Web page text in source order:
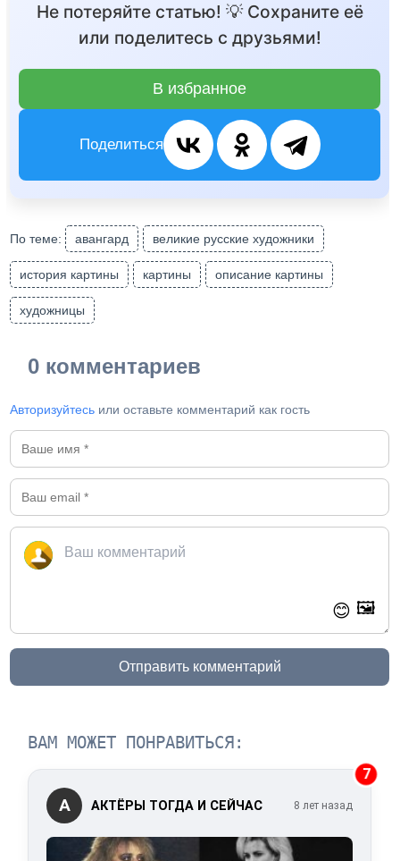
Не потеряйте статью! 💡 Сохраните её
или поделитесь с друзьями!
В избранное
Поделиться
По теме: авангард великие русские художники
история картины картины описание картины
художницы
0 комментариев
Авторизуйтесь или оставьте комментарий как гость
😊 🖼️
Отправить комментарий
ВАМ МОЖЕТ ПОНРАВИТЬСЯ:
7
А АКТЁРЫ ТОГДА И СЕЙЧАС 8 лет назад